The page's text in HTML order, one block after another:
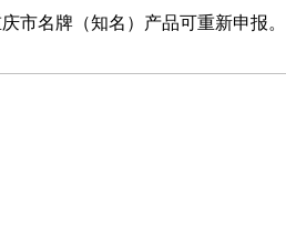
市名牌（知名）产品可重新申报。